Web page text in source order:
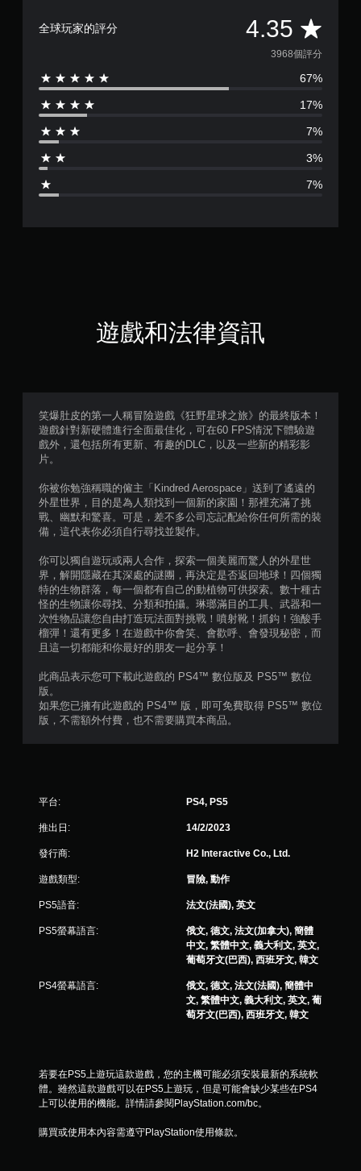
全球玩家的評分 4.35 平
均
評
分
4
3
分
5
星
，
共
3
6
8
則
3968個評分
67%
17%
7%
3%
7%
遊戲和法律資訊
笑爆肚皮的第一人稱冒險遊戲《狂野星球之旅》的最終版本！
遊戲針對新硬體進行全面最佳化，可在60 FPS情況下體驗遊
戲外，還包括所有更新、有趣的DLC，以及一些新的精彩影
片。
你被你勉強稱職的僱主「Kindred Aerospace」送到了遙遠的
外星世界，目的是為人類找到一個新的家園！那裡充滿了挑
戰、幽默和驚喜。可是，差不多公司忘記配給你任何所需的裝
備，這代表你必須自行尋找並製作。
你可以獨自遊玩或兩人合作，探索一個美麗而驚人的外星世
界，解開隱藏在其深處的謎團，再決定是否返回地球！四個獨
特的生物群落，每一個都有自己的動植物可供探索。數十種古
怪的生物讓你尋找、分類和拍攝。琳瑯滿目的工具、武器和一
次性物品讓您自由打造玩法面對挑戰！噴射靴！抓鈎！強酸手
榴彈！還有更多！在遊戲中你會笑、會歡呼、會發現秘密，而
且這一切都能和你最好的朋友一起分享！
此商品表示您可下載此遊戲的 PS4™ 數位版及 PS5™ 數位
版。
如果您已擁有此遊戲的 PS4™ 版，即可免費取得 PS5™ 數位
版，不需額外付費，也不需要購買本商品。
平台: PS4, PS5
推出日: 14/2/2023
發行商: H2 Interactive Co., Ltd.
遊戲類型: 冒險, 動作
PS5語音: 法文(法國), 英文
PS5螢幕語言:
俄文, 德文, 法文(加拿大), 簡體
中文, 繁體中文, 義大利文, 英文,
葡萄牙文(巴西), 西班牙文, 韓文
PS4螢幕語言:
俄文, 德文, 法文(法國), 簡體中
文, 繁體中文, 義大利文, 英文, 葡
萄牙文(巴西), 西班牙文, 韓文
若要在PS5上遊玩這款遊戲，您的主機可能必須安裝最新的系統軟
體。雖然這款遊戲可以在PS5上遊玩，但是可能會缺少某些在PS4
上可以使用的機能。詳情請參閱PlayStation.com/bc。
購買或使用本內容需遵守PlayStation使用條款。